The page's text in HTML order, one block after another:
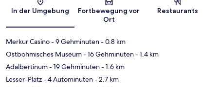
Karte
In der Umgebung
Fortbewegung vor
Ort
Restaurants
Merkur Casino- 9 Gehminuten- 0.8 km
Ostböhmisches Museum- 16 Gehminuten- 1.4 km
Adalbertinum- 19 Gehminuten- 1.6 km
Lesser-Platz- 4 Autominuten- 2.7 km